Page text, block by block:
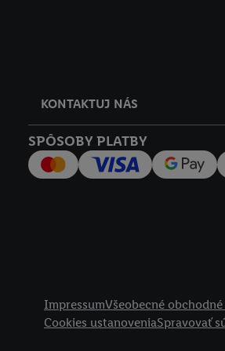
KONTAKTUJ NÁS
SPÔSOBY PLATBY
ImpressumVšeobecné
Cookies ustanoveniaSpravovať